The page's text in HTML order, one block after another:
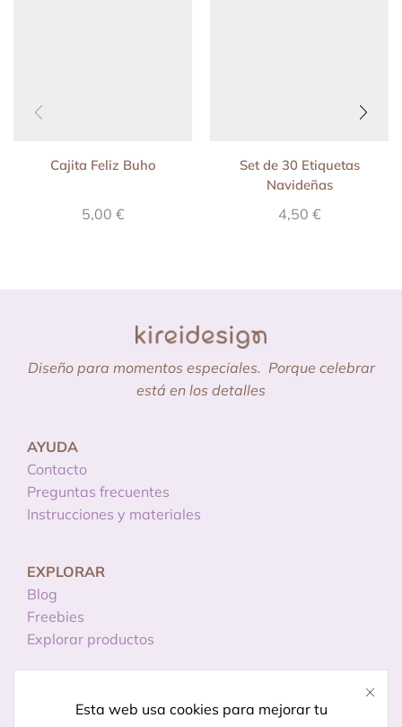
Cajita Feliz Buho
5,00 €
Set de 30 Etiquetas
Navideñas
4,50 €
Esta web usa cookies para mejorar tu
Diseño para momentos especiales. Porque celebrar
está en los detalles
AYUDA
Contacto
Preguntas frecuentes
Instrucciones y materiales
EXPLORAR
Blog
Freebies
Explorar productos
Licencias de uso